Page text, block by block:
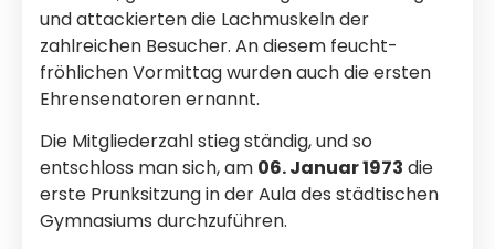
und attackierten die Lachmuskeln der
zahlreichen Besucher. An diesem feucht-
fröhlichen Vormittag wurden auch die ersten
Ehrensenatoren ernannt.
Die Mitgliederzahl stieg ständig, und so
entschloss man sich, am 06. Januar 1973 die
erste Prunksitzung in der Aula des städtischen
Gymnasiums durchzuführen.